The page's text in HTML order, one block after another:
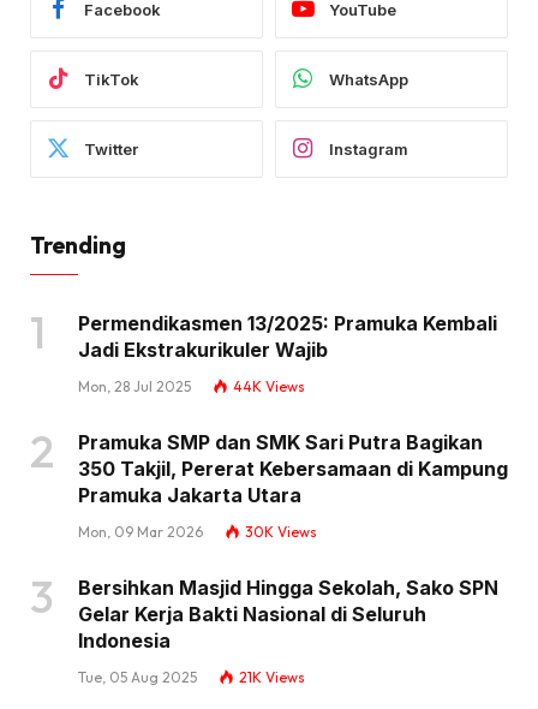
Facebook YouTube
TikTok WhatsApp
Twitter Instagram
Trending
Permendikasmen 13/2025: Pramuka Kembali
Jadi Ekstrakurikuler Wajib
Mon, 28 Jul 2025 44K Views
Pramuka SMP dan SMK Sari Putra Bagikan
350 Takjil, Pererat Kebersamaan di Kampung
Pramuka Jakarta Utara
Mon, 09 Mar 2026 30K Views
Bersihkan Masjid Hingga Sekolah, Sako SPN
Gelar Kerja Bakti Nasional di Seluruh
Indonesia
Tue, 05 Aug 2025 21K Views